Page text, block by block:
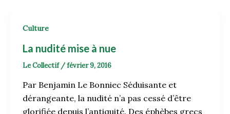
Culture
La nudité mise à nue
Le Collectif /février 9, 2016
Par Benjamin Le Bonniec Séduisante et
dérangeante, la nudité n’a pas cessé d’être
glorifiée depuis l’antiquité. Des éphèbes grecs